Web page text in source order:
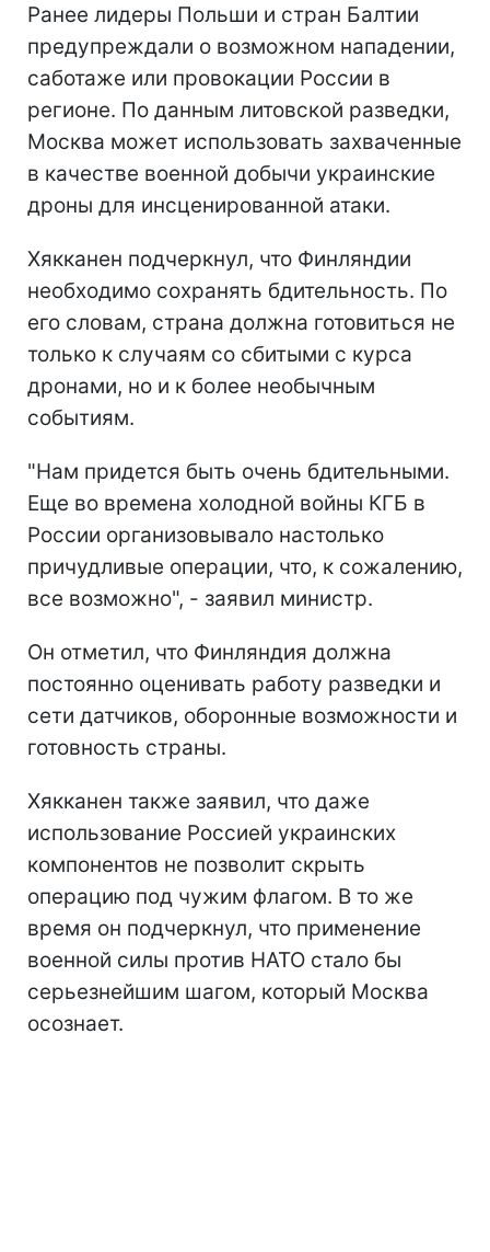
Ранее лидеры Польши и стран Балтии
предупреждали о возможном нападении,
саботаже или провокации России в
регионе. По данным литовской разведки,
Москва может использовать захваченные
в качестве военной добычи украинские
дроны для инсценированной атаки.
Хякканен подчеркнул, что Финляндии
необходимо сохранять бдительность. По
его словам, страна должна готовиться не
только к случаям со сбитыми с курса
дронами, но и к более необычным
событиям.
"Нам придется быть очень бдительными.
Еще во времена холодной войны КГБ в
России организовывало настолько
причудливые операции, что, к сожалению,
все возможно", - заявил министр.
Он отметил, что Финляндия должна
постоянно оценивать работу разведки и
сети датчиков, оборонные возможности и
готовность страны.
Хякканен также заявил, что даже
использование Россией украинских
компонентов не позволит скрыть
операцию под чужим флагом. В то же
время он подчеркнул, что применение
военной силы против НАТО стало бы
серьезнейшим шагом, который Москва
осознает.